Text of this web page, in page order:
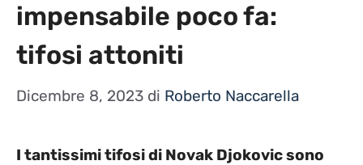
impensabile poco fa:
tifosi attoniti
Dicembre 8, 2023 di Roberto Naccarella
I tantissimi tifosi di Novak Djokovic sono